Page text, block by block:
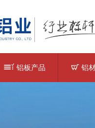
铝板产品 铝